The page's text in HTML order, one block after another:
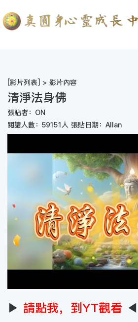
[影片列表] > 影片內容
清淨法身佛
張貼者：ON
閱讀人數：59151人 張貼日期：Allan
▶ 請點我，到YT觀看 ◀